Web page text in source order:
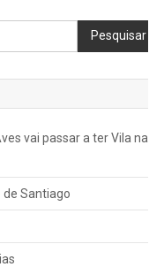
Pesquisar
vai passar a ter Vila na
de Santiago